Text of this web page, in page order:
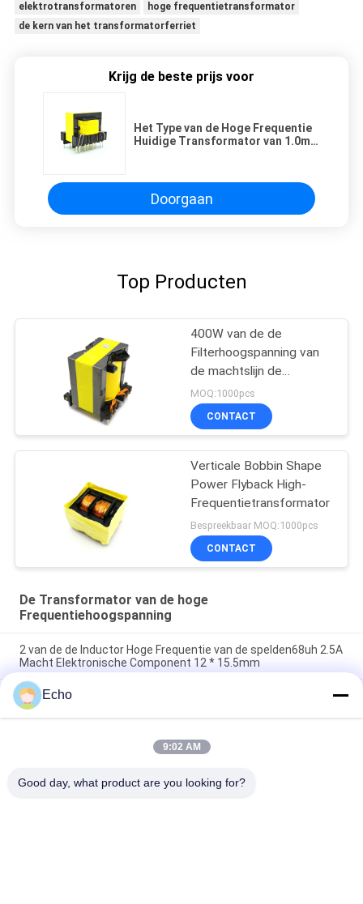
elektrotransformatoren
hoge frequentietransformator
de kern van het transformatorferriet
Krijg de beste prijs voor
Het Type van de Hoge Frequentie
Huidige Transformator van 1.0mH
Doorgaan
Top Producten
400W van de de
Filterhoogspanning van
de machtslijn de
Impulstransformator 54 *
53 * 58mm
MOQ:1000pcs
CONTACT
Verticale Bobbin Shape
Power Flyback High-
Frequentietransformator
Bespreekbaar MOQ:1000pcs
CONTACT
De Transformator van de hoge
Frequentiehoogspanning
2 van de de Inductor Hoge Frequentie van de spelden68uh 2.5A
Macht Elektronische Component 12 * 15.5mm
200uH Toroidal van het het Ijzerpoeder van de
Vernauwingsinductor van de de Kernrol Differentiële de
Wijzeinductor
Toroidal Smd-van de het Ferrietkern van de Rolinductor 200uH
Echo
9:02 AM
Good day, what product are you looking for?